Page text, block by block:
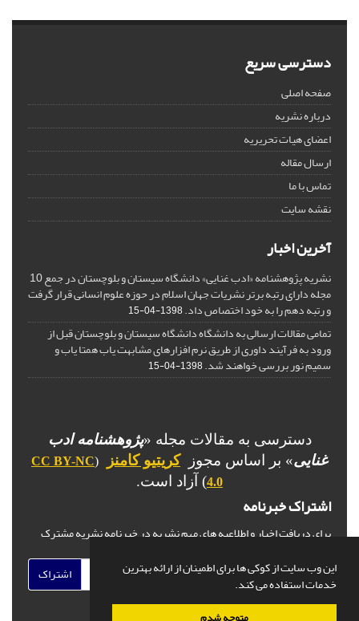
این وب سایت از کوکی ها برای اطمینان از ارائه بهترین
خدمات استفاده می کند.
دسترسی سریع
صفحه اصلی
درباره نشریه
اعضای هیات تحریریه
ارسال مقاله
تماس با ما
نقشه سایت
آخرین اخبار
نشریه پژوهشنامه «ادب غنایی» دانشگاه سیستان و بلوچستان در جمع 10
مجله دارای رتبه برتر نشریات جهان اسلام در حوزه علوم انسانی قرار گرفت
و رتبه دهم را به خود اختصاص داد.1398-04-15
تمامی مقالات ارسالی به دانشگاه دانشگاه سیستان و بلوچستان قبل از
ورود به فرآیند داوری از طریق نرم افزارهای مشابهت یاب همتا یاب و
سمیم نور بررسی خواهند شد.1398-04-15
دسترسی به مقالات مجله «پژوهشنامه ادب
غنایی» بر اساس مجوزکریتیو کامنز (
CC BY-NC
4.0) آزاد است.
اشتراک خبرنامه
برای دریافت اخبار و اطلاعیه های مهم نشریه در خبرنامه نشریه مشترک
اشتراک